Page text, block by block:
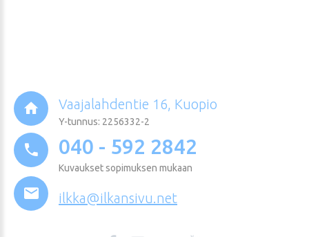
Vaajalahdentie 16, Kuopio
Y-tunnus: 2256332-2
040 - 592 2842
Kuvaukset sopimuksen mukaan
ilkka@ilkansivu.net